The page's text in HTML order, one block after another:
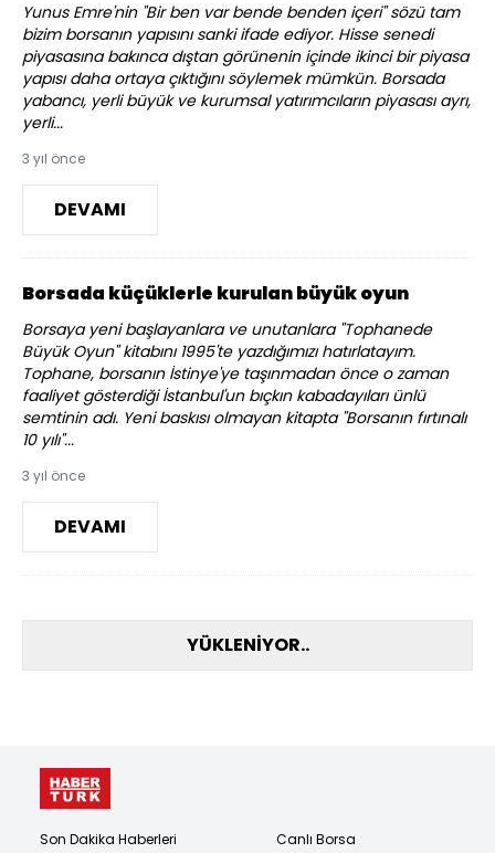
Yunus Emre'nin "Bir ben var bende benden içeri" sözü tam
bizim borsanın yapısını sanki ifade ediyor. Hisse senedi
piyasasına bakınca dıştan görünenin içinde ikinci bir piyasa
yapısı daha ortaya çıktığını söylemek mümkün. Borsada
yabancı, yerli büyük ve kurumsal yatırımcıların piyasası ayrı,
yerli...
3 yıl önce
DEVAMI
Borsada küçüklerle kurulan büyük oyun
Borsaya yeni başlayanlara ve unutanlara "Tophanede
Büyük Oyun" kitabını 1995'te yazdığımızı hatırlatayım.
Tophane, borsanın İstinye'ye taşınmadan önce o zaman
faaliyet gösterdiği İstanbul'un bıçkın kabadayıları ünlü
semtinin adı. Yeni baskısı olmayan kitapta "Borsanın fırtınalı
10 yılı"...
3 yıl önce
DEVAMI
YÜKLENİYOR..
Son Dakika Haberleri
Canlı Borsa